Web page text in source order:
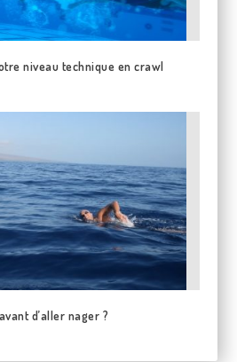
niveau technique en crawl
d’aller nager ?